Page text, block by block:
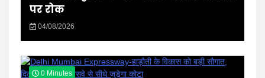
पर रोक
04/08/2026
0 Minutes